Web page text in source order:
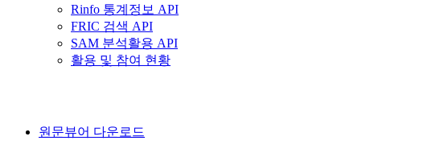
Rinfo 통계정보 API
FRIC 검색 API
SAM 분석활용 API
활용 및 참여 현황
원문뷰어 다운로드